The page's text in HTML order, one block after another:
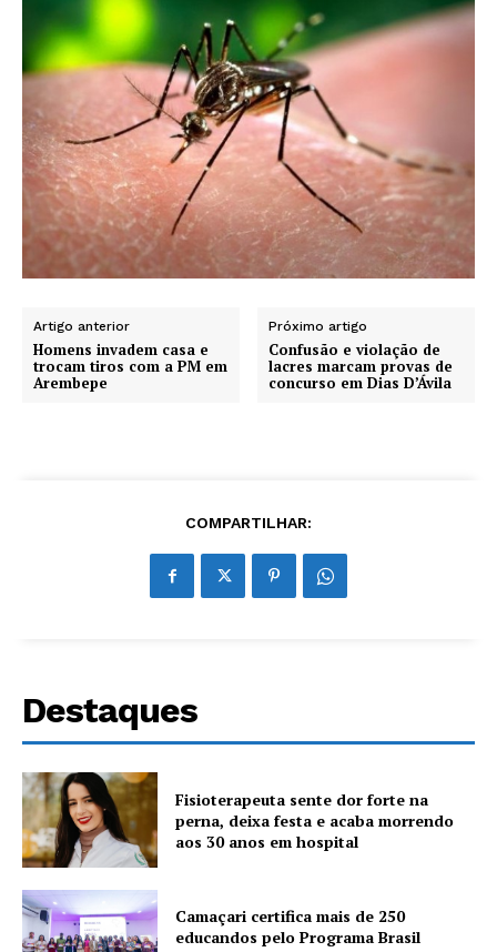
Artigo anterior
Homens invadem casa e
trocam tiros com a PM em
Arembepe
Próximo artigo
Confusão e violação de
lacres marcam provas de
concurso em Dias D’Ávila
COMPARTILHAR:
Destaques
Fisioterapeuta sente dor forte na
perna, deixa festa e acaba morrendo
aos 30 anos em hospital
Camaçari certifica mais de 250
educandos pelo Programa Brasil